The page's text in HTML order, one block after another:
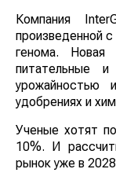
Компания
произведенной
генома. Новая
питательные
урожайностью
удобрениях и
Ученые хотят
10%. И
рынок уже в